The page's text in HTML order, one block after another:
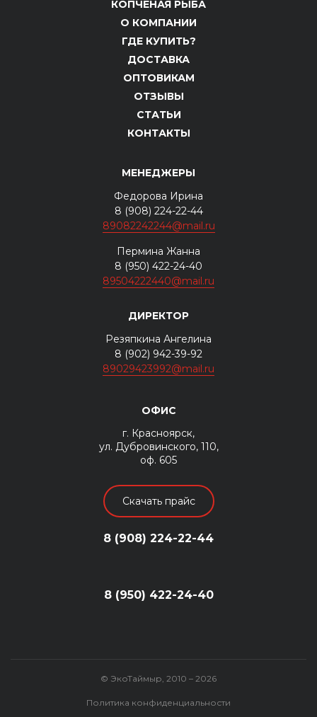
КОПЧЕНАЯ РЫБА
О КОМПАНИИ
ГДЕ КУПИТЬ?
ДОСТАВКА
ОПТОВИКАМ
ОТЗЫВЫ
СТАТЬИ
КОНТАКТЫ
МЕНЕДЖЕРЫ
Федорова Ирина
8 (908) 224-22-44
89082242244@mail.ru
Пермина Жанна
8 (950) 422-24-40
89504222440@mail.ru
ДИРЕКТОР
Резяпкина Ангелина
8 (902) 942-39-92
89029423992@mail.ru
ОФИС
г. Красноярск,
ул. Дубровинского, 110,
оф. 605
Скачать прайс
8 (908) 224-22-44
8 (950) 422-24-40
© ЭкоТаймыр, 2010 – 2026
Политика конфиденциальности